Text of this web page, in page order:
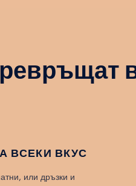
ВСЕКИ ВКУС
или дръзки и